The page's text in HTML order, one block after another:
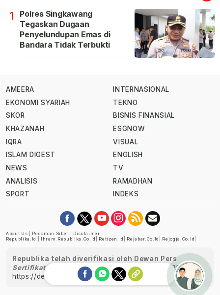
1
Polres Singkawang
Tegaskan Dugaan
Penyelundupan Emas di
Bandara Tidak Terbukti
AMEERA
EKONOMI SYARIAH
SKOR
KHAZANAH
IQRA
ISLAM DIGEST
NEWS
ANALISIS
SPORT
INTERNASIONAL
TEKNO
BISNIS FINANSIAL
ESGNOW
VISUAL
ENGLISH
TV
RAMADHAN
INDEKS
About Us Pedoman Siber
Disclaimer
Republika.id
Ihram.republika.co.id Retizen.id Rejabar.co.id Rejogja.co.id
Republika telah diverifikasi oleh Dewan Pers
Sertifikat Nomor 1058/DP-Verifikasi/K/XII/2022
https://dewanpers.or.id/data/perusahaanpers